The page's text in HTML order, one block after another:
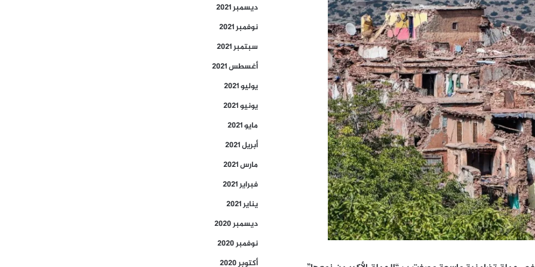
ديسمبر 2021
نوفمبر 2021
سبتمبر 2021
أغسطس 2021
يوليو 2021
يونيو 2021
مايو 2021
أبريل 2021
مارس 2021
فبراير 2021
يناير 2021
ديسمبر 2020
نوفمبر 2020
أكتوبر 2020